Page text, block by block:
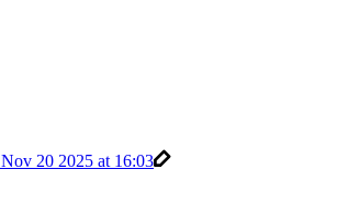
Nov 20 2025 at 16:03